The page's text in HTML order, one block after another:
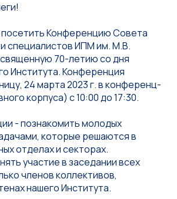
Конференцию Совета
специалистов ИПМ им. М.В.
70-летию со дня
Института. Конференция
24 марта 2023 г. в конференц-
корпуса) с 10:00 до 17:30.
- познакомить молодых
которые решаются в
отделах и секторах.
участие в заседании всех
членов коллективов,
нашего Института.